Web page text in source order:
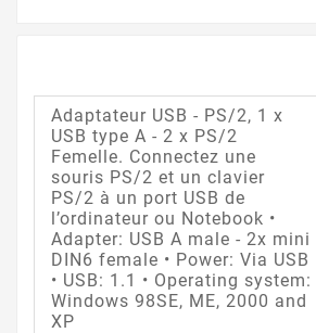
Adaptateur USB - PS/2, 1 x
USB type A - 2 x PS/2
Femelle. Connectez une
souris PS/2 et un clavier
PS/2 à un port USB de
l’ordinateur ou Notebook •
Adapter: USB A male - 2x mini
DIN6 female • Power: Via USB
• USB: 1.1 • Operating system:
Windows 98SE, ME, 2000 and
XP